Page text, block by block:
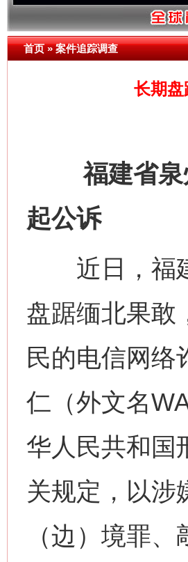
首页»案件追踪调查
长期
福建省泉州
起公诉
近日，福建
盘踞缅北果敢
民的电信网络
仁（外文名
华人民共和国
关规定，以涉
（边）境罪